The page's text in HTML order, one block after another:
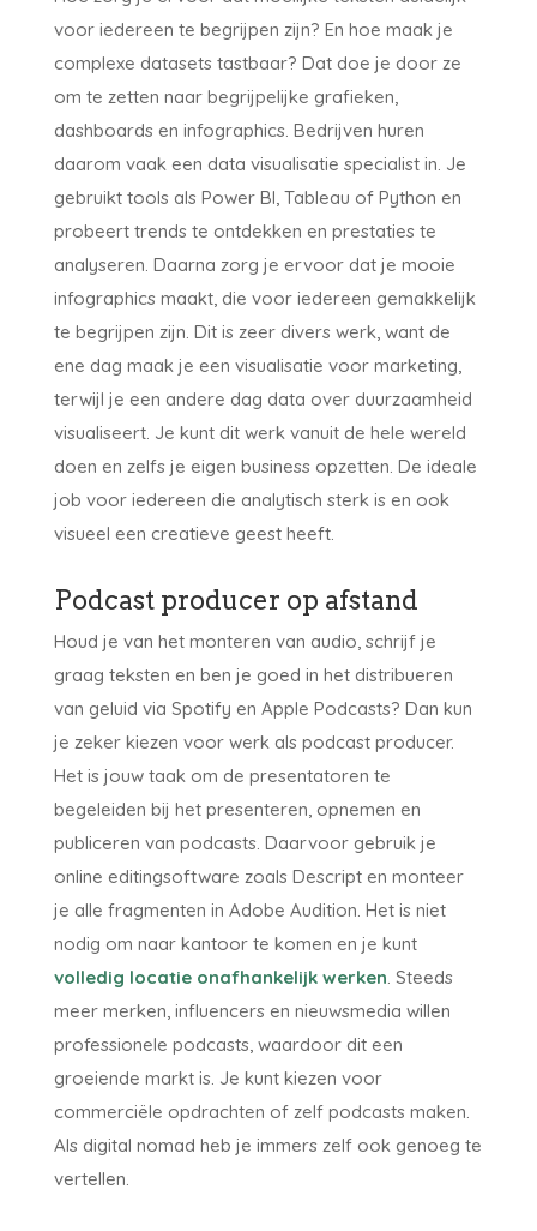
voor iedereen te begrijpen zijn? En hoe maak je
complexe datasets tastbaar? Dat doe je door ze
om te zetten naar begrijpelijke grafieken,
dashboards en infographics. Bedrijven huren
daarom vaak een data visualisatie specialist in. Je
gebruikt tools als Power BI, Tableau of Python en
probeert trends te ontdekken en prestaties te
analyseren. Daarna zorg je ervoor dat je mooie
infographics maakt, die voor iedereen gemakkelijk
te begrijpen zijn. Dit is zeer divers werk, want de
ene dag maak je een visualisatie voor marketing,
terwijl je een andere dag data over duurzaamheid
visualiseert. Je kunt dit werk vanuit de hele wereld
doen en zelfs je eigen business opzetten. De ideale
job voor iedereen die analytisch sterk is en ook
visueel een creatieve geest heeft.
Podcast producer op afstand
Houd je van het monteren van audio, schrijf je
graag teksten en ben je goed in het distribueren
van geluid via Spotify en Apple Podcasts? Dan kun
je zeker kiezen voor werk als podcast producer.
Het is jouw taak om de presentatoren te
begeleiden bij het presenteren, opnemen en
publiceren van podcasts. Daarvoor gebruik je
online editingsoftware zoals Descript en monteer
je alle fragmenten in Adobe Audition. Het is niet
nodig om naar kantoor te komen en je kunt
volledig locatie onafhankelijk werken. Steeds
meer merken, influencers en nieuwsmedia willen
professionele podcasts, waardoor dit een
groeiende markt is. Je kunt kiezen voor
commerciële opdrachten of zelf podcasts maken.
Als digital nomad heb je immers zelf ook genoeg te
vertellen.